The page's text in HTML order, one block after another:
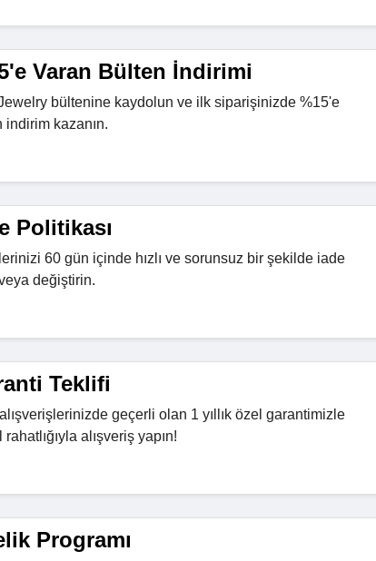
Varan Bülten İndirimi
bültenine kaydolun ve ilk siparişinizde %15'e
indirim kazanın.
Politikası
60 gün içinde hızlı ve sorunsuz bir şekilde iade
değiştirin.
Teklifi
geçerli olan 1 yıllık özel garantimizle
alışveriş yapın!
Programı